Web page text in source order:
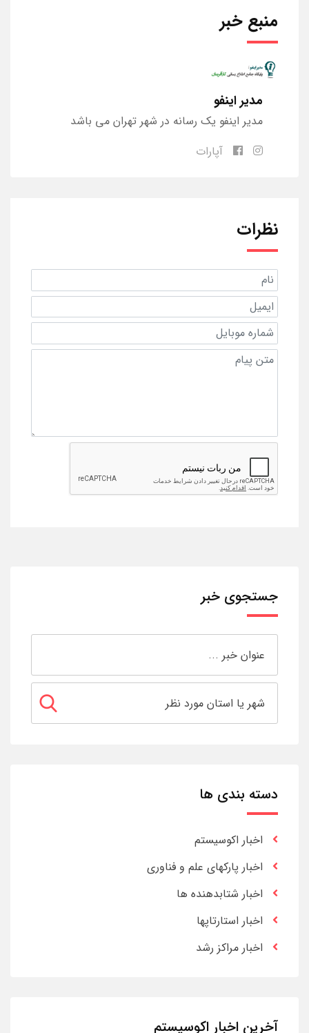
منبع خبر
مدیر اینفو
مدیر اینفو یک رسانه در شهر تهران می باشد
آپارات
نظرات
جستجوی خبر
دسته بندی ها
اخبار اکوسیستم
اخبار پارکهای علم و فناوری
اخبار شتابدهنده ها
اخبار استارتاپها
اخبار مراکز رشد
آخرین اخبار اکوسیستم